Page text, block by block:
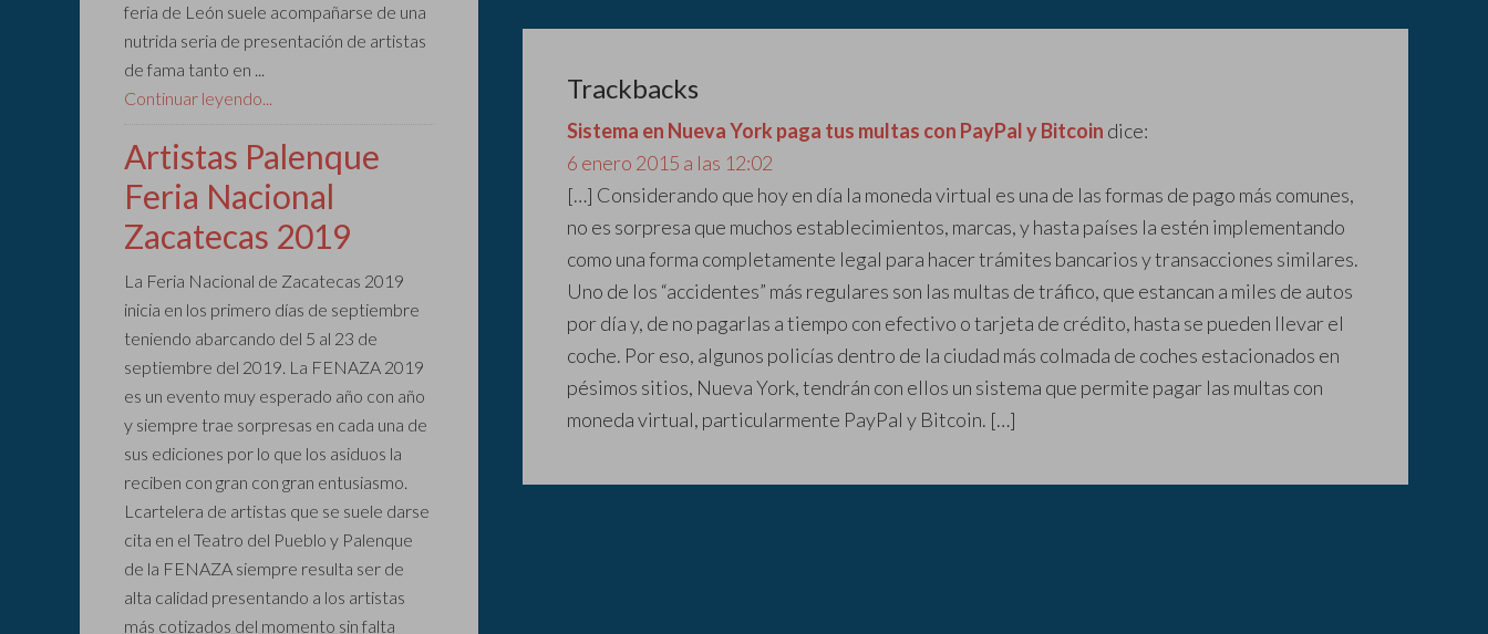
Trackbacks
Sistema en Nueva York paga tus multas con PayPal y Bitcoin dice:
6 enero 2015 a las 12:02
[…] Considerando que hoy en día la moneda virtual es una de las formas de pago más comunes,
no es sorpresa que muchos establecimientos, marcas, y hasta países la estén implementando
como una forma completamente legal para hacer trámites bancarios y transacciones similares.
Uno de los “accidentes” más regulares son las multas de tráfico, que estancan a miles de autos
por día y, de no pagarlas a tiempo con efectivo o tarjeta de crédito, hasta se pueden llevar el
coche. Por eso, algunos policías dentro de la ciudad más colmada de coches estacionados en
pésimos sitios, Nueva York, tendrán con ellos un sistema que permite pagar las multas con
moneda virtual, particularmente PayPal y Bitcoin. […]
feria de León suele acompañarse de una
nutrida seria de presentación de artistas
de fama tanto en ...
Continuar leyendo...
Artistas Palenque
Feria Nacional
Zacatecas 2019
La Feria Nacional de Zacatecas 2019
inicia en los primero días de septiembre
teniendo abarcando del 5 al 23 de
septiembre del 2019. La FENAZA 2019
es un evento muy esperado año con año
y siempre trae sorpresas en cada una de
sus ediciones por lo que los asiduos la
reciben con gran con gran entusiasmo.
Lcartelera de artistas que se suele darse
cita en el Teatro del Pueblo y Palenque
de la FENAZA siempre resulta ser de
alta calidad presentando a los artistas
más cotizados del momento sin falta